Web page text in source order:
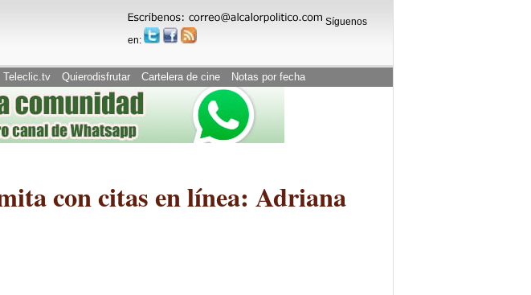
Síguenos
en:
Teleclic.tv Quierodisfrutar Cartelera de cine Notas por fecha
con citas en línea: Adriana